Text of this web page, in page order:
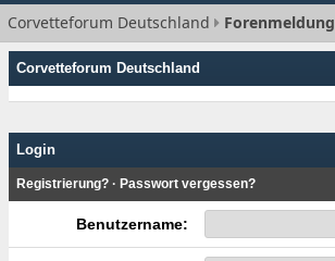
Corvetteforum Deutschland Forenmeldung
Corvetteforum Deutschland
Login
Registrierung? · Passwort vergessen?
Benutzername: